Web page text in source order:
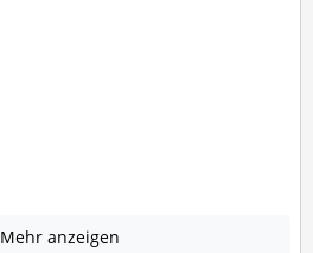
Mehr anzeigen